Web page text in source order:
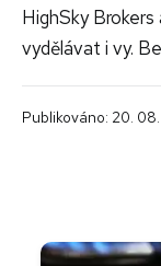
HighSky
vydělávat i vy.
Publikováno: 20.